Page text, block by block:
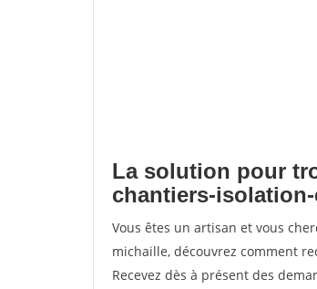
La solution pour
chantiers-
Vous êtes un artisan et vous
michaille, découvrez comment
Recevez dès à présent des